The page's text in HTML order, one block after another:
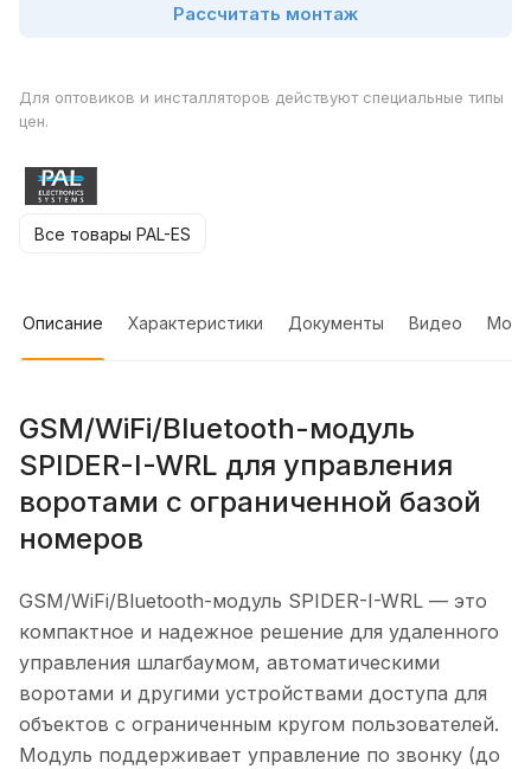
Рассчитать монтаж
Для оптовиков и инсталляторов действуют специальные типы
цен.
Все товары PAL-ES
Описание Характеристики Документы Видео
GSM/WiFi/Bluetooth-модуль
SPIDER-I-WRL для управления
воротами с ограниченной базой
номеров
GSM/WiFi/Bluetooth-модуль SPIDER-I-WRL — это
компактное и надежное решение для удаленного
управления шлагбаумом, автоматическими
воротами и другими устройствами доступа для
объектов с ограниченным кругом пользователей.
Модуль поддерживает управление по звонку (до